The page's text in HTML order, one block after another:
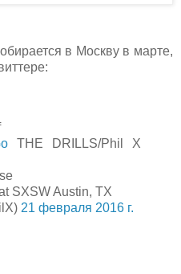
в Москву в марте,
THE DRILLS/Phil X
SXSW Austin, TX
21 февраля 2016 г.